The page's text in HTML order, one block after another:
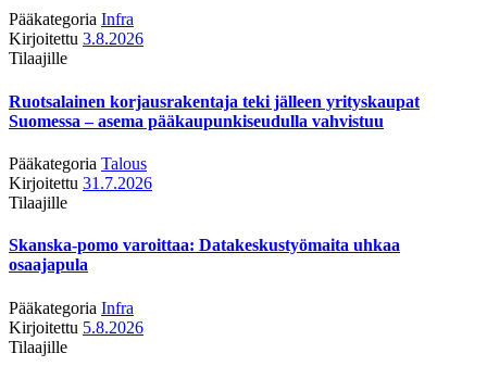
Pääkategoria Infra
Kirjoitettu 3.8.2026
Tilaajille
Ruotsalainen korjausrakentaja teki jälleen yrityskaupat
Suomessa – asema pääkaupunkiseudulla vahvistuu
Pääkategoria Talous
Kirjoitettu 31.7.2026
Tilaajille
Skanska-pomo varoittaa: Datakeskustyömaita uhkaa
osaajapula
Pääkategoria Infra
Kirjoitettu 5.8.2026
Tilaajille